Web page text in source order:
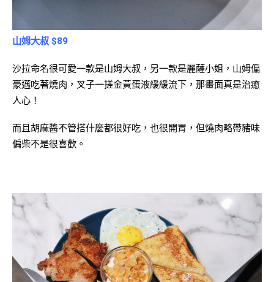
山姆大叔 $89
沙拉命名很可愛一款是山姆大叔，另一款是麗薩小姐，山姆偏
豪邁吃著燒肉，叉子一搓金黃蛋液緩緩流下，那畫面真是治癒
人心！
而且胡麻醬不管搭什麼都很好吃，也很開胃，但燒肉略帶豬味
偏柴不是很喜歡。